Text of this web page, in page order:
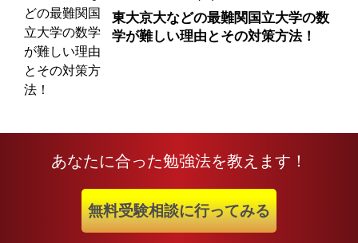
東大京大などの最難関国立大学の数
学が難しい理由とその対策方法！
あなたに合った勉強法を教えます！
無料受験相談に行ってみる